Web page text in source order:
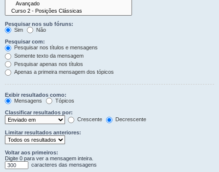
Pesquisar nos sub fóruns:
Sim
Não
Pesquisar com:
Pesquisar nos títulos e mensagens
Somente texto da mensagem
Pesquisar apenas nos títulos
Apenas a primeira mensagem dos tópicos
Exibir resultados como:
Mensagens
Tópicos
Classificar resultados por:
Crescente
Decrescente
Limitar resultados anteriores:
Voltar aos primeiros:
Digite 0 para ver a mensagem inteira.
caracteres das mensagens